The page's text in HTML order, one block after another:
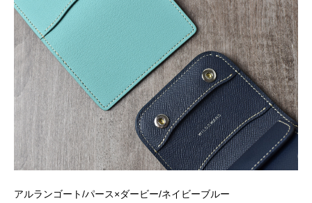
アルランゴート/パース×ダービー/ネイビーブルー